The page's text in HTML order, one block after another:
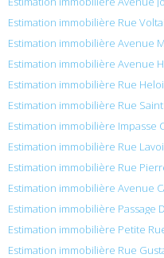
Estimation immobilière Rue
Estimation immobilière Avenue
Estimation immobilière Avenue
Estimation immobilière Rue
Estimation immobilière Rue
Estimation immobilière Impasse
Estimation immobilière Rue
Estimation immobilière Rue
Estimation immobilière Avenue
Estimation immobilière Passage
Estimation immobilière Petite
Estimation immobilière Rue